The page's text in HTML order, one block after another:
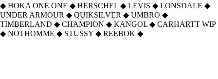
◆ HOKA ONE ONE ◆ HERSCHEL ◆ LEVIS ◆ LONSDALE ◆
UNDER ARMOUR ◆ QUIKSILVER ◆ UMBRO ◆
TIMBERLAND ◆ CHAMPION ◆ KANGOL ◆ CARHARTT WIP
◆ NOTHOMME ◆ STUSSY ◆ REEBOK ◆